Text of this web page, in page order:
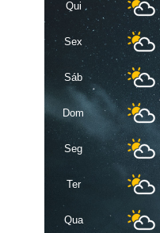
Qui
Sex
Sáb
Dom
Seg
Ter
Qua